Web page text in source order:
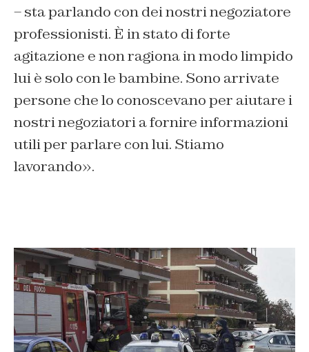
– sta parlando con dei nostri negoziatore
professionisti. È in stato di forte
agitazione e non ragiona in modo limpido
lui è solo con le bambine. Sono arrivate
persone che lo conoscevano per aiutare i
nostri negoziatori a fornire informazioni
utili per parlare con lui. Stiamo
lavorando».